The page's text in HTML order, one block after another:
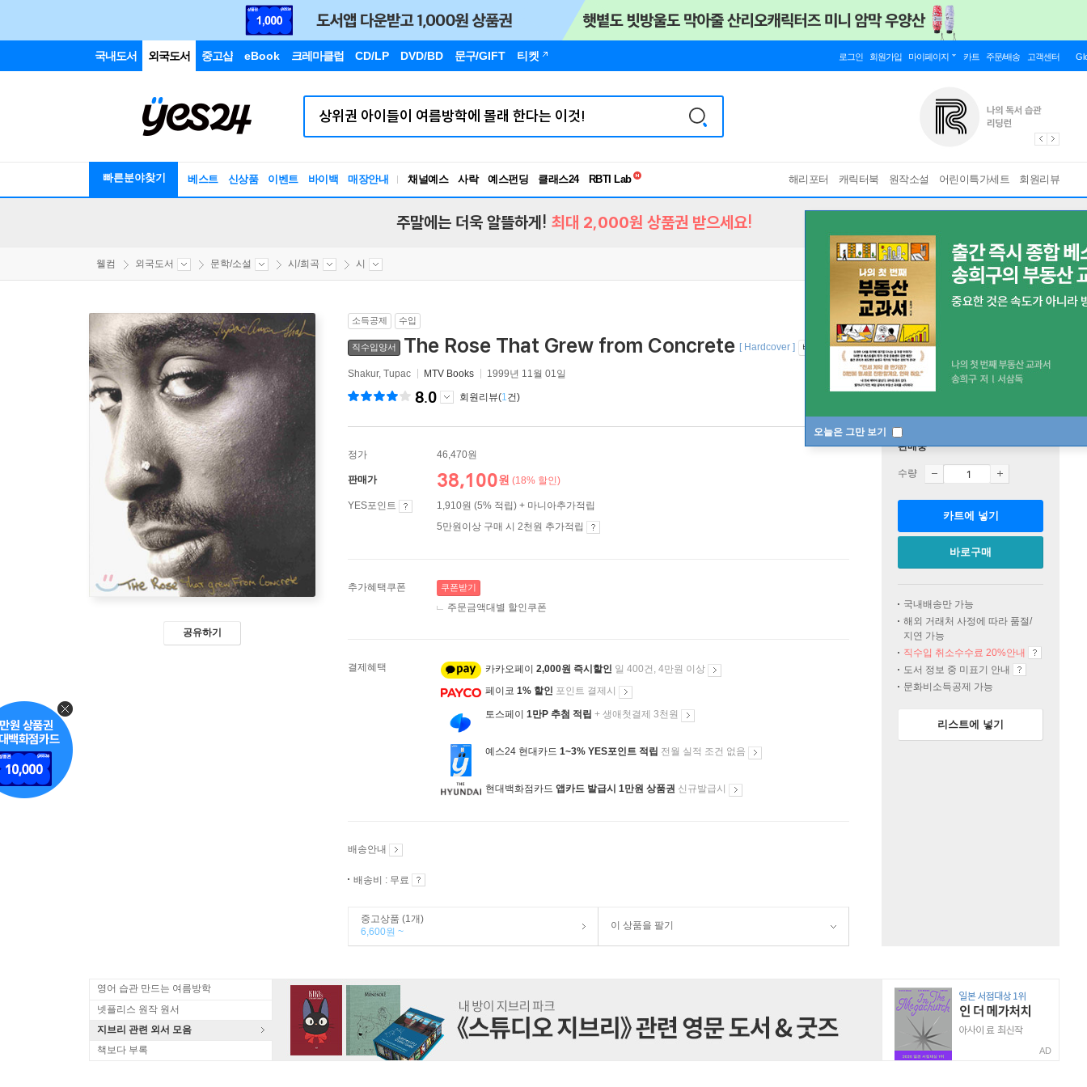
국내도서 외국도서 중고샵 eBook 크레마클럽 CD/LP DVD/BD 문구/GIFT 티켓 로그인 회원가입 마이페이지 카트 주문/배송 고객센터
빠른분야찾기 베스트 신상품 이벤트 바이백 매장안내 채널예스 사락 예스펀딩 클래스24
RBTI Lab
독서유형검사
해리포터 캐릭터북 원작소설 어린이특가세트 회원리뷰
오늘은 그만 보기
주말에는 더욱 알뜰하게! 최대 2,000원 상품권 받으세요!
웰컴 외국도서 문학/소설 시/희곡 시
공유하기
소득공제 수입
직수입양서 The Rose That Grew from Concrete [ Hardcover ] 바인딩 & 에디션 안내
Shakur, Tupac MTV Books 1999년 11월 01일
8.0 회원리뷰(1건)
정가 46,470원
판매가 38,100원 (18% 할인)
YES포인트
1,910원 (5% 적립) + 마니아추가적립
5만원이상 구매 시 2천원 추가적립
추가혜택쿠폰 쿠폰받기
주문금액대별 할인쿠폰
결제혜택 카카오페이 2,000원 즉시할인 일 400건, 4만원 이상
페이코 1% 할인 포인트 결제시
토스페이 1만P 추첨 적립 + 생애첫결제 3천원
예스24 현대카드 1~3% YES포인트 적립 전월 실적 조건 없음
현대백화점카드 앱카드 발급시 1만원 상품권 신규발급시
배송안내
배송비 : 무료
중고상품 (1개)
6,600원 ~
이 상품을 팔기
판매중
수량
카트에 넣기
바로구매
국내배송만 가능
해외 거래처 사정에 따라 품절/
지연 가능
직수입 취소수수료 20%안내
도서 정보 중 미표기 안내
문화비소득공제 가능
리스트에 넣기
영어 습관 만드는 여름방학
넷플리스 원작 원서
지브리 관련 외서 모음
책보다 부록
AD